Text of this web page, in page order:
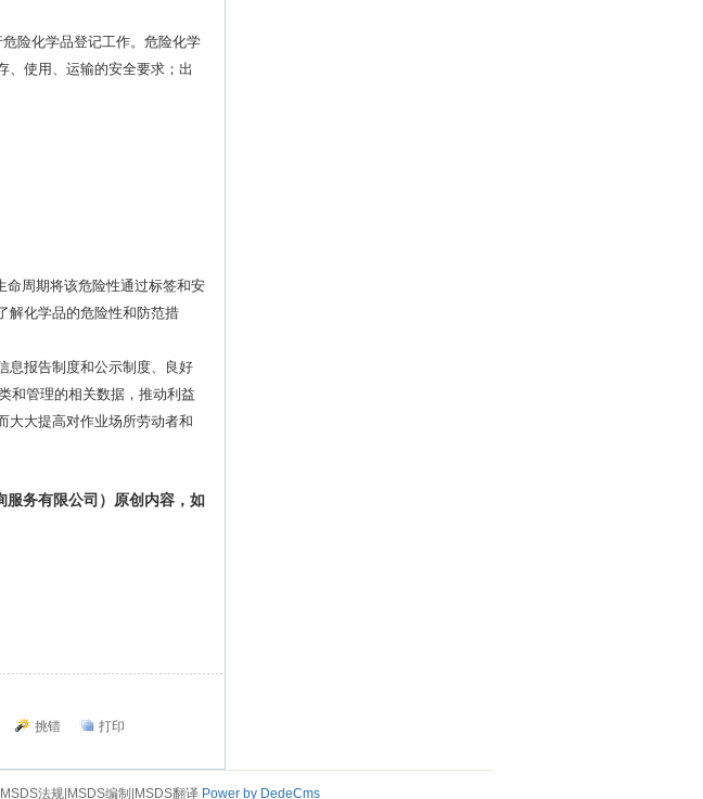
险化学品登记工作。危险化学
、使用、运输的安全要求；出
命周期将该危险性通过标签和安
解化学品的危险性和防范措
息报告制度和公示制度、良好
和管理的相关数据，推动利益
大大提高对作业场所劳动者和
服务有限公司）原创内容，如
挑错 打印
法规|MSDS编制|MSDS翻译 Power by DedeCms